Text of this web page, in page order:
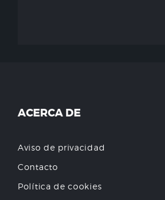
ACERCA DE
Aviso de privacidad
Contacto
Política de cookies